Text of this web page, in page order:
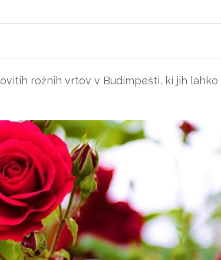
rožnih vrtov v Budimpešti, ki jih lahko